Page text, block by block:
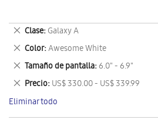
Clase Galaxy A
Eliminar
este
artículo
Color Awesome White
Eliminar
este
artículo
Tamaño de pantalla 6.0" - 6.9"
Eliminar
este
artículo
Precio US$ 330.00 - US$ 339.99
Eliminar
este
artículo
Eliminar todo